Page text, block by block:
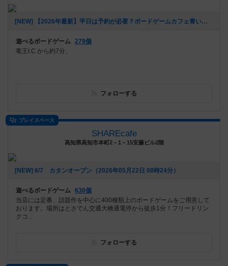
[NEW] 【2026年最新】平日は予約が必要？ボードゲームカフェ青い家はいつでも予約なしで利用OKです！アサイーボウルも新登場！（2026年05月24日 14時06分）
遊べるボードゲーム 279個
竜王I.C.から約7分、
フォローする
プレイスペース
SHAREcafe
高知県高知市本町2－1－15安藤ビル2階
[NEW] 6/7 カタンオープン（2026年05月22日 08時24分）
遊べるボードゲーム 630個
当店には定番、話題作を中心に400種類上のボードゲームをご用意して
おります。場所はとさでん交通大橋通電停から徒歩1分！フリードリン
クコ...
フォローする